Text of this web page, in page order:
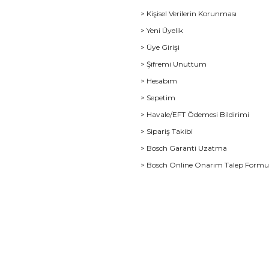
> Kişisel Verilerin Korunması
> Yeni Üyelik
> Üye Girişi
> Şifremi Unuttum
> Hesabım
> Sepetim
> Havale/EFT Ödemesi Bildirimi
> Sipariş Takibi
> Bosch Garanti Uzatma
> Bosch Online Onarım Talep Formu